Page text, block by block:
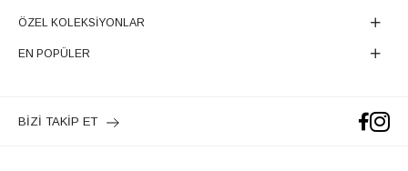
ÖZEL KOLEKSİYONLAR
EN POPÜLER
BİZİ TAKİP ET